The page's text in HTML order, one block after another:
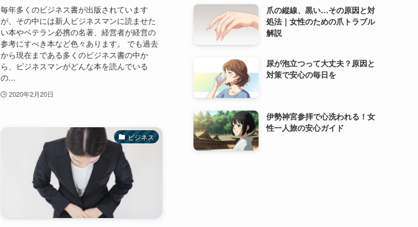
毎年多くのビジネス書が出版されています
が、その中には新人ビジネスマンに読ませた
い本やベテラン必携の名著、経営者が経営の
参考にすべき本など色々あります。 でも過去
から現在まである多くのビジネス書の中か
ら、ビジネスマンがどんな本を読んでいる
の...
2020年2月20日
ビジネス
爪の縦線、黒い…その原因と対
処法｜女性のための爪トラブル
解説
尿が泡立つって大丈夫？原因と
対策で安心の毎日を
伊勢神宮参拝で心洗われる！女
性一人旅の安心ガイド